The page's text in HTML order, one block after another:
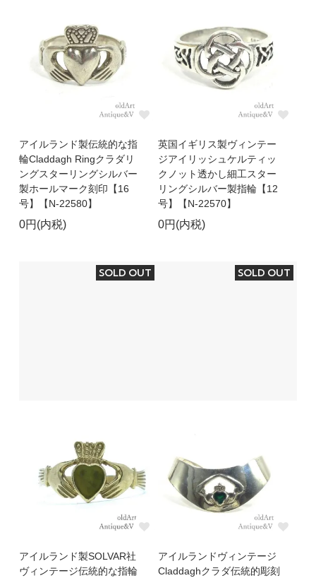
アイルランド製伝統的な指
輪Claddagh Ringクラダリ
ングスターリングシルバー
製ホールマーク刻印【16
号】【N-22580】
0円(内税)
英国イギリス製ヴィンテー
ジアイリッシュケルティッ
クノット透かし細工スター
リングシルバー製指輪【12
号】【N-22570】
0円(内税)
SOLD OUT
アイルランド製SOLVAR社
ヴィンテージ伝統的な指輪
SOLD OUT
アイルランドヴィンテージ
Claddaghクラダ伝統的彫刻